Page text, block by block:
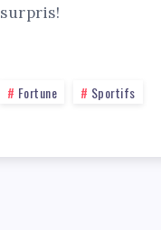
surpris!
Fortune Sportifs